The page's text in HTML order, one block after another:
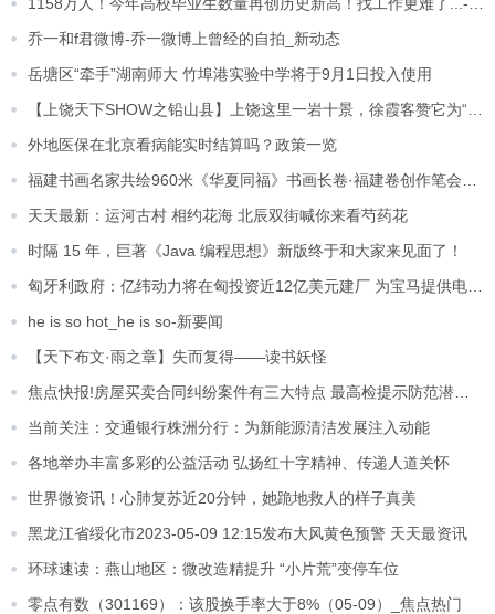
乔一和f君微博-乔一微博上曾经的自拍_新动态
岳塘区“牵手”湖南师大 竹埠港实验中学将于9月1日投入使用
外地医保在北京看病能实时结算吗？政策一览
天天最新：运河古村 相约花海 北辰双街喊你来看芍药花
时隔 15 年，巨著《Java 编程思想》新版终于和大家来见面了！
he is so hot_he is so-新要闻
【天下布文·雨之章】失而复得——读书妖怪
当前关注：交通银行株洲分行：为新能源清洁发展注入动能
各地举办丰富多彩的公益活动 弘扬红十字精神、传递人道关怀
世界微资讯！心肺复苏近20分钟，她跪地救人的样子真美
黑龙江省绥化市2023-05-09 12:15发布大风黄色预警 天天最资讯
环球速读：燕山地区：微改造精提升 “小片荒”变停车位
零点有数（301169）：该股换手率大于8%（05-09）_焦点热门